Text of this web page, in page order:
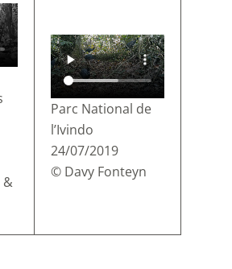
&
Parc National de
l’Ivindo
24/07/2019
© Davy Fonteyn